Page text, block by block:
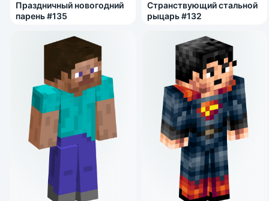
Праздничный новогодний
парень #135
Странствующий стальной
рыцарь #132